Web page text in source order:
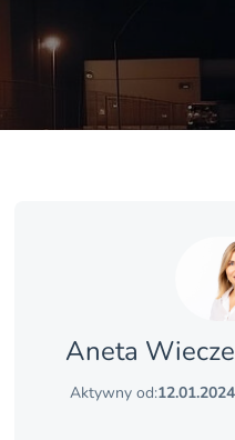
Aneta
Aktywny od:12.01.2024